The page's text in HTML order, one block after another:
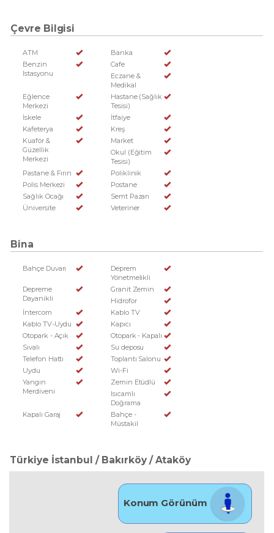
Çevre Bilgisi
ATM
Banka
Benzin
Istasyonu
Cafe
Eczane &
Medikal
Eğlence
Merkezi
Hastane (Sağlık
Tesisi)
İskele
İtfaiye
Kafeterya
Kreş
Kuaför &
Güzellik
Merkezi
Market
Okul (Eğitim
Tesisi)
Pastane & Fırın
Poliklinik
Polis Merkezi
Postane
Sağlık Ocağı
Semt Pazarı
Üniversite
Veteriner
Bina
Bahçe Duvarı
Deprem
Yönetmelikli
Depreme
Dayanikli
Granit Zemin
Hidrofor
İntercom
Kablo TV
Kablo TV-Uydu
Kapıcı
Otopark - Açık
Otopark - Kapalı
Sıvalı
Su deposu
Telefon Hattı
Toplantı Salonu
Uydu
Wi-Fi
Yangın
Merdiveni
Zemin Etüdlü
Isıcamlı
Doğrama
Kapalı Garaj
Bahçe -
Müstakil
Türkiye İstanbul / Bakırköy/ Ataköy
Konum Görünüm